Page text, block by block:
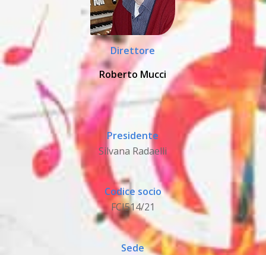
Direttore
Roberto Mucci
Presidente
Silvana Radaelli
Codice socio
FCI514/21
Sede